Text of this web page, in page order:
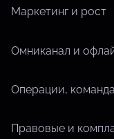
Маркетинг и рост
Омниканал и
Операции,
Правовые и